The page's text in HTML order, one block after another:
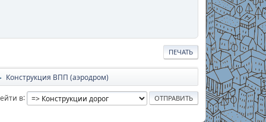
ПЕЧАТЬ
Конструкция ВПП (аэродром)
в